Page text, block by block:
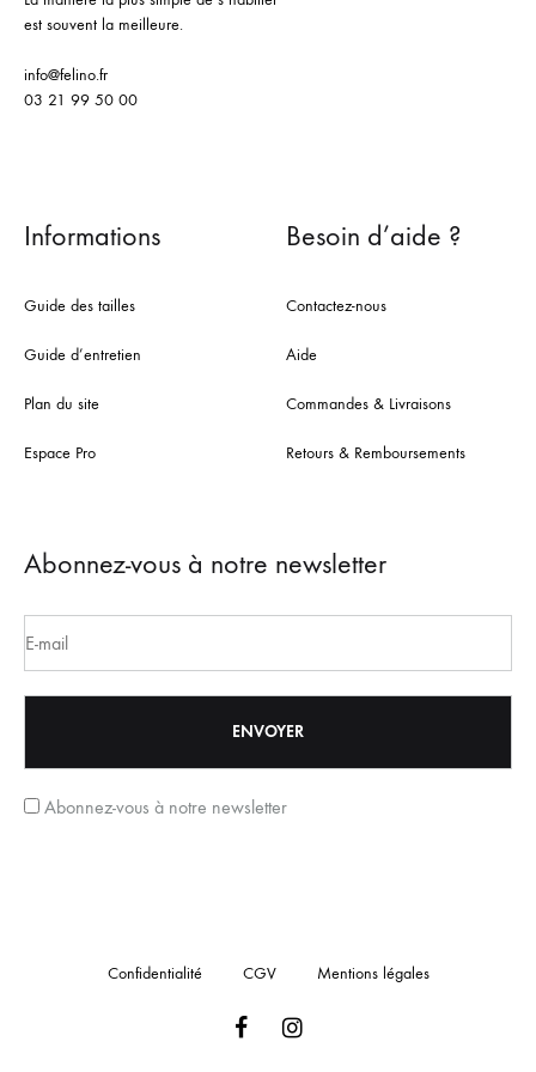
est souvent la meilleure.
info@felino.fr
03 21 99 50 00
Informations
Guide des tailles
Guide d’entretien
Plan du site
Espace Pro
Besoin d’aide ?
Contactez-nous
Aide
Commandes & Livraisons
Retours & Remboursements
Abonnez-vous à notre newsletter
Abonnez-vous à notre newsletter
Confidentialité CGV Mentions légales
FacebookInstagram